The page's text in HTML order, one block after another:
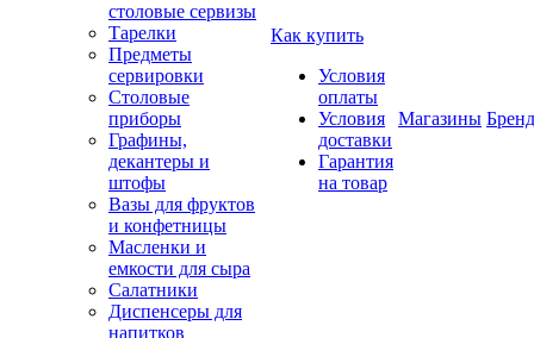
столовые сервизы
Тарелки
Предметы
сервировки
Столовые
приборы
Графины,
декантеры и
штофы
Вазы для фруктов
и конфетницы
Масленки и
емкости для сыра
Салатники
Диспенсеры для
напитков
Как купить
Условия
оплаты
Условия
доставки
Гарантия
на товар
Магазины